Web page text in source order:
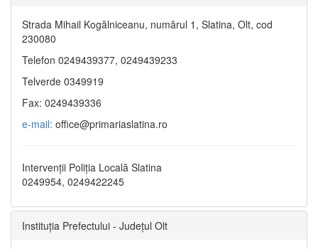
Strada Mihail Kogălniceanu, numărul 1, Slatina, Olt, cod
230080
Telefon 0249439377, 0249439233
Telverde 0349919
Fax: 0249439336
e-mail: office@primariaslatina.ro
Intervenții Poliția Locală Slatina
0249954, 0249422245
Instituția Prefectului - Județul Olt